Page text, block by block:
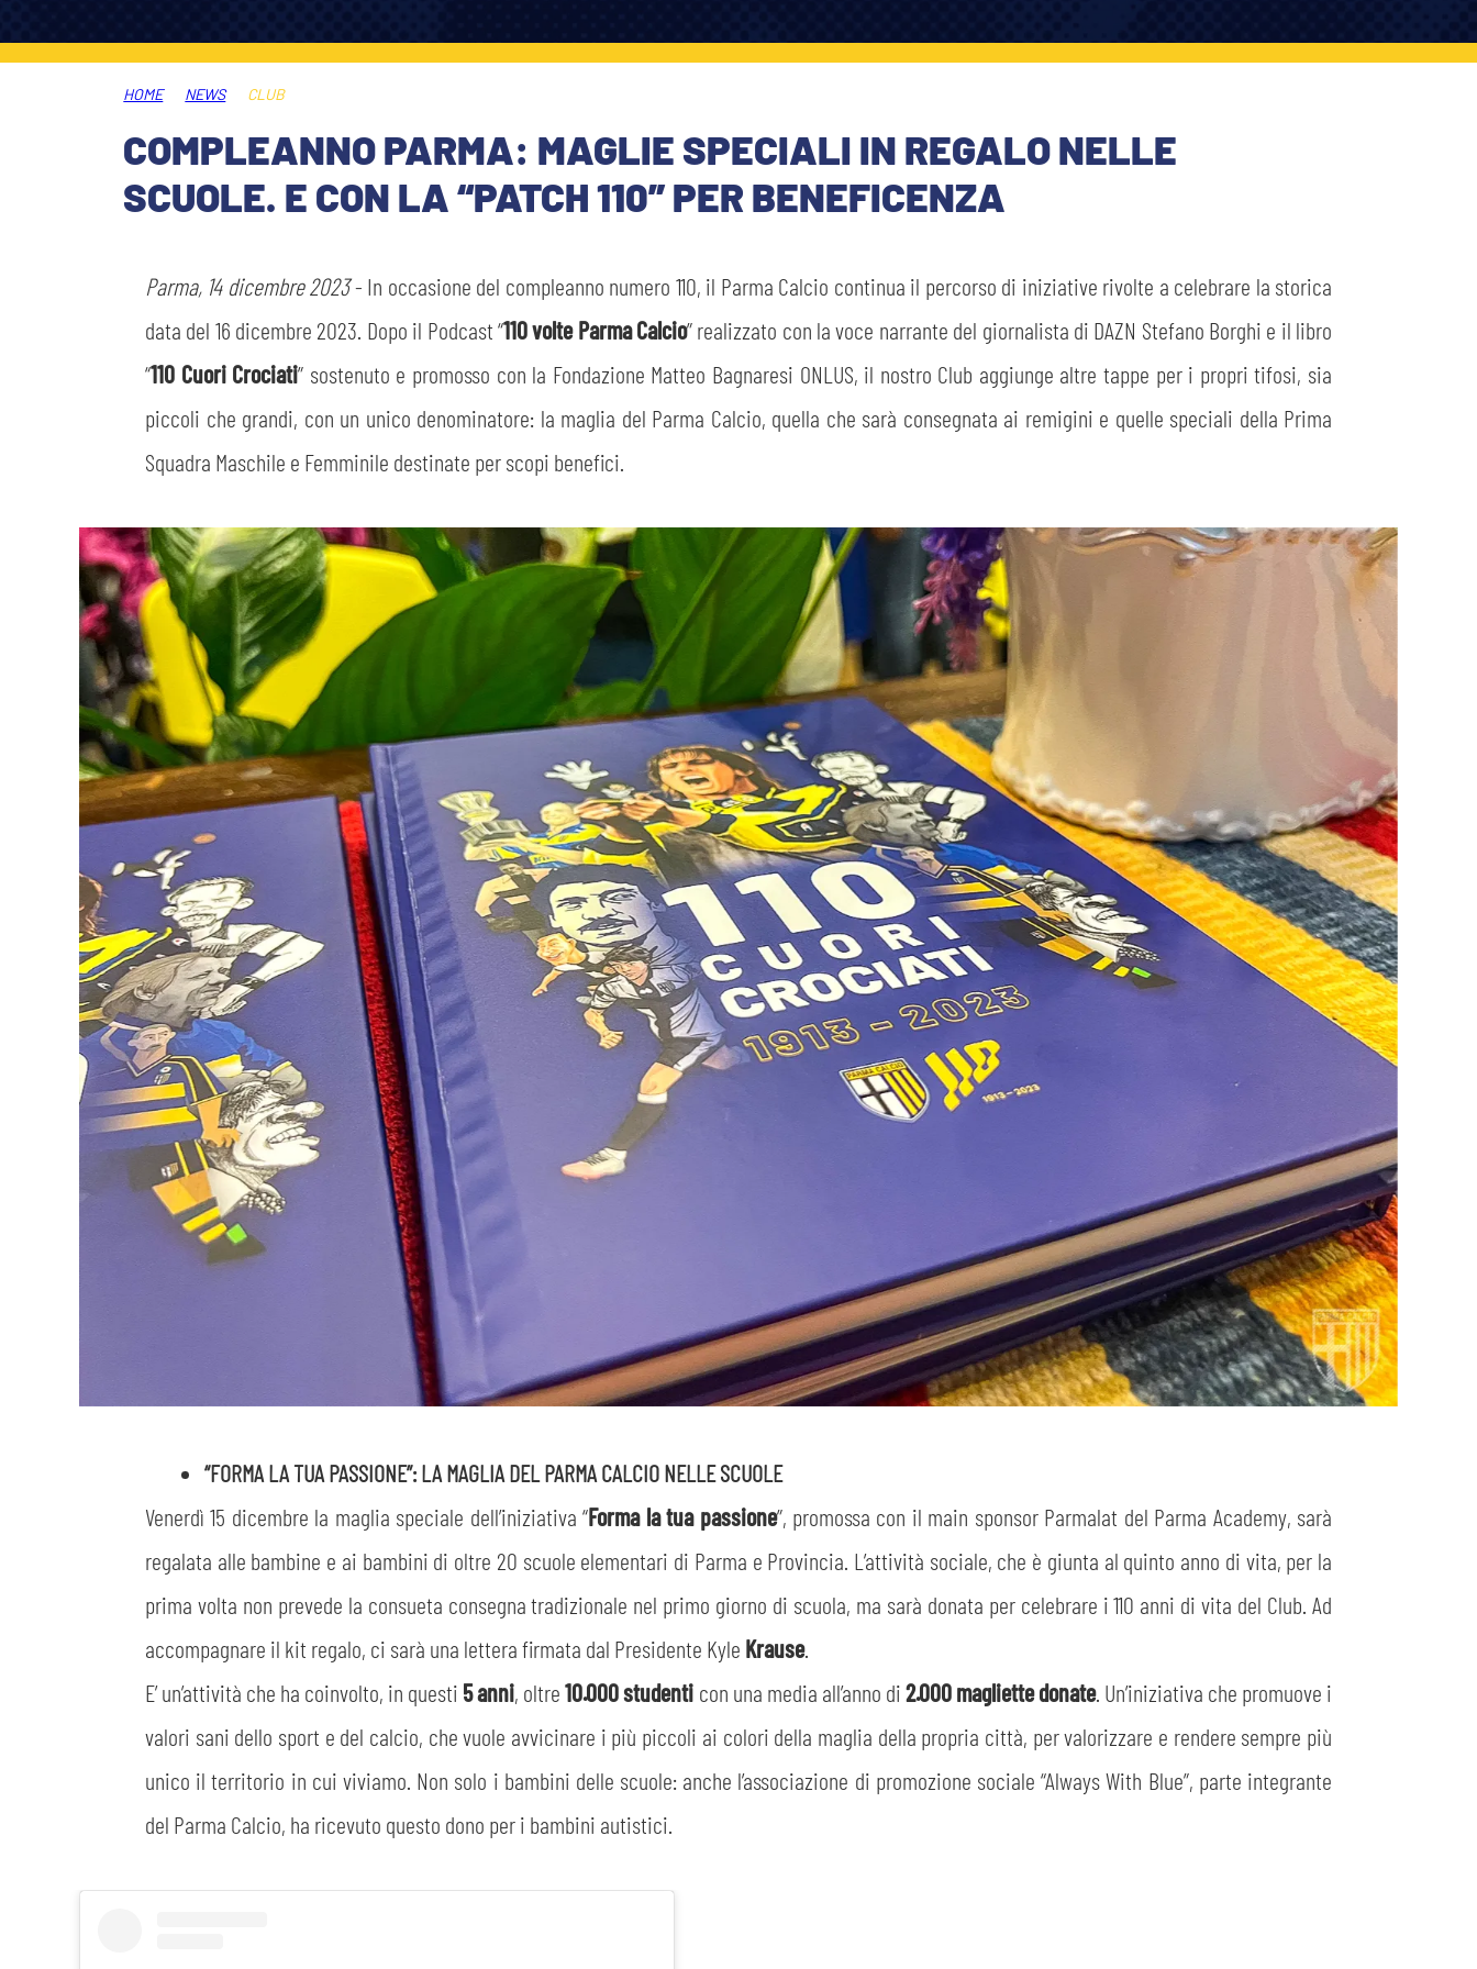
STORE
MUSEO
SLO
INFORMATIVA FINANZIARIA
PLAY GREEN
CERCA
HOME NEWS CLUB
COMPLEANNO PARMA: MAGLIE SPECIALI IN REGALO NELLE
SCUOLE. E CON LA “PATCH 110” PER BENEFICENZA
Parma, 14 dicembre 2023- In occasione del compleanno numero 110, il Parma Calcio continua il percorso di iniziative rivolte a celebrare la storica
data del 16 dicembre 2023. Dopo il Podcast “110 volte Parma Calcio” realizzato con la voce narrante del giornalista di DAZN Stefano Borghi e il libro
“110 Cuori Crociati” sostenuto e promosso con la Fondazione Matteo Bagnaresi ONLUS, il nostro Club aggiunge altre tappe per i propri tifosi, sia
piccoli che grandi, con un unico denominatore: la maglia del Parma Calcio, quella che sarà consegnata ai remigini e quelle speciali della Prima
Squadra Maschile e Femminile destinate per scopi benefici.
“FORMA LA TUA PASSIONE”: LA MAGLIA DEL PARMA CALCIO NELLE SCUOLE
Venerdì 15 dicembre la maglia speciale dell’iniziativa “Forma la tua passione”, promossa con il main sponsor Parmalat del Parma Academy, sarà
regalata alle bambine e ai bambini di oltre 20 scuole elementari di Parma e Provincia. L’attività sociale, che è giunta al quinto anno di vita, per la
prima volta non prevede la consueta consegna tradizionale nel primo giorno di scuola, ma sarà donata per celebrare i 110 anni di vita del Club. Ad
accompagnare il kit regalo, ci sarà una lettera firmata dal Presidente Kyle Krause.
E’ un’attività che ha coinvolto, in questi 5 anni, oltre10.000 studenti con una media all’anno di2.000 magliette donate. Un’iniziativa che promuove i
valori sani dello sport e del calcio, che vuole avvicinare i più piccoli ai colori della maglia della propria città, per valorizzare e rendere sempre più
unico il territorio in cui viviamo. Non solo i bambini delle scuole: anche l’associazione di promozione sociale “Always With Blue”, parte integrante
del Parma Calcio, ha ricevuto questo dono per i bambini autistici.
sempre abilitati